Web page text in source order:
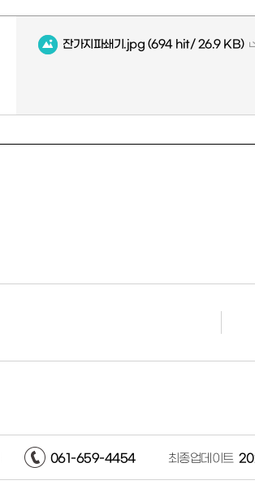
잔가지파쇄기.jpg (694 hit/ 26.9 KB)
061-659-4454 최종업데이트